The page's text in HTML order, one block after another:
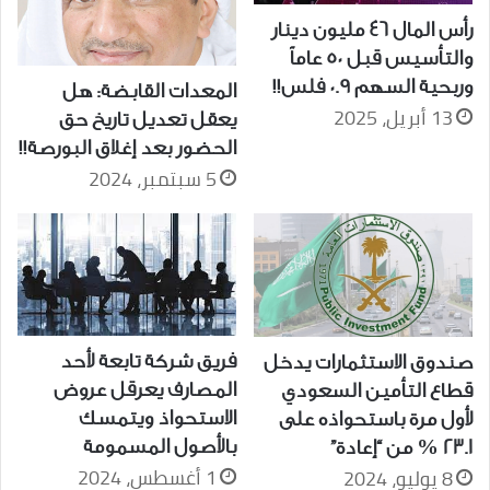
رأس المال 46 مليون دينار
والتأسيس قبل 50 عاماً
وربحية السهم 0.9 فلس!!
13 أبريل، 2025
المعدات القابضة: هل
يعقل تعديل تاريخ حق
الحضور بعد إغلاق البورصة!!
5 سبتمبر، 2024
صندوق الاستثمارات يدخل
قطاع التأمين السعودي
لأول مرة باستحواذه على
23.1 % من “إعادة”
8 يوليو، 2024
فريق شركة تابعة لأحد
المصارف يعرقل عروض
الاستحواذ ويتمسك
بالأصول المسمومة
1 أغسطس، 2024